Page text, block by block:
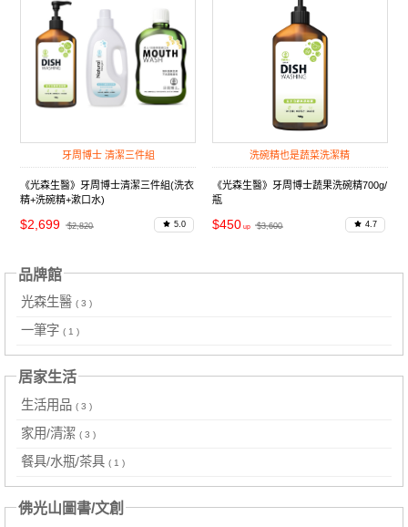
牙周博士 清潔三件組
《光森生醫》牙周博士清潔三件組(洗衣
精+洗碗精+漱口水)
$2,699 $2,820 5.0
洗碗精也是蔬菜洗潔精
《光森生醫》牙周博士蔬果洗碗精700g/
瓶
$450 $3,600 4.7
品牌館
光森生醫 ( 3 )
一筆字 ( 1 )
居家生活
生活用品 ( 3 )
家用/清潔 ( 3 )
餐具/水瓶/茶具 ( 1 )
佛光山圖書/文創